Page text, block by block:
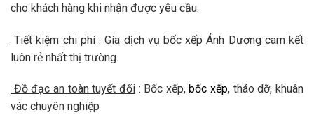
cho khách hàng khi nhận được yêu cầu.
Tiết kiệm chi phí: Gía dịch vụ bốc xếp Ánh Dương cam kết
luôn rẻ nhất thị trường.
Đồ đạc an toàn tuyết đối: Bốc xếp, bốc xếp, tháo dỡ, khuân
vác chuyên nghiệp